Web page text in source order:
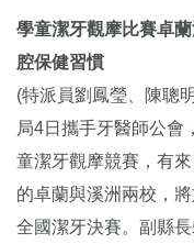
學童潔牙觀摩比賽卓
腔保健習慣
(特派員劉鳳瑩、陳聰
局4日攜手牙醫師公會
童潔牙觀摩競賽，有
的卓蘭與溪洲兩校，
全國潔牙決賽。副縣